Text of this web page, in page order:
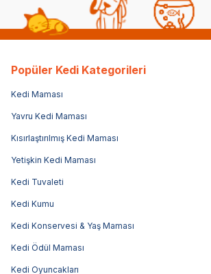
Popüler Kedi Kategorileri
Kedi Maması
Yavru Kedi Maması
Kısırlaştırılmış Kedi Maması
Yetişkin Kedi Maması
Kedi Tuvaleti
Kedi Kumu
Kedi Konservesi & Yaş Maması
Kedi Ödül Maması
Kedi Oyuncakları